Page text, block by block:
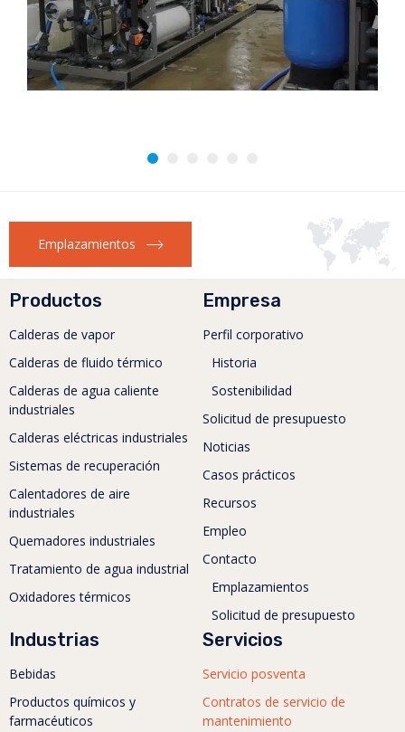
Emplazamientos
Productos
Calderas de vapor
Calderas de fluido térmico
Calderas de agua caliente
industriales
Calderas eléctricas industriales
Sistemas de recuperación
Calentadores de aire
industriales
Quemadores industriales
Tratamiento de agua industrial
Oxidadores térmicos
Empresa
Perfil corporativo
Historia
Sostenibilidad
Solicitud de presupuesto
Noticias
Casos prácticos
Recursos
Empleo
Contacto
Emplazamientos
Solicitud de presupuesto
Industrias
Bebidas
Productos químicos y
farmacéuticos
Servicios
Servicio posventa
Contratos de servicio de
mantenimiento